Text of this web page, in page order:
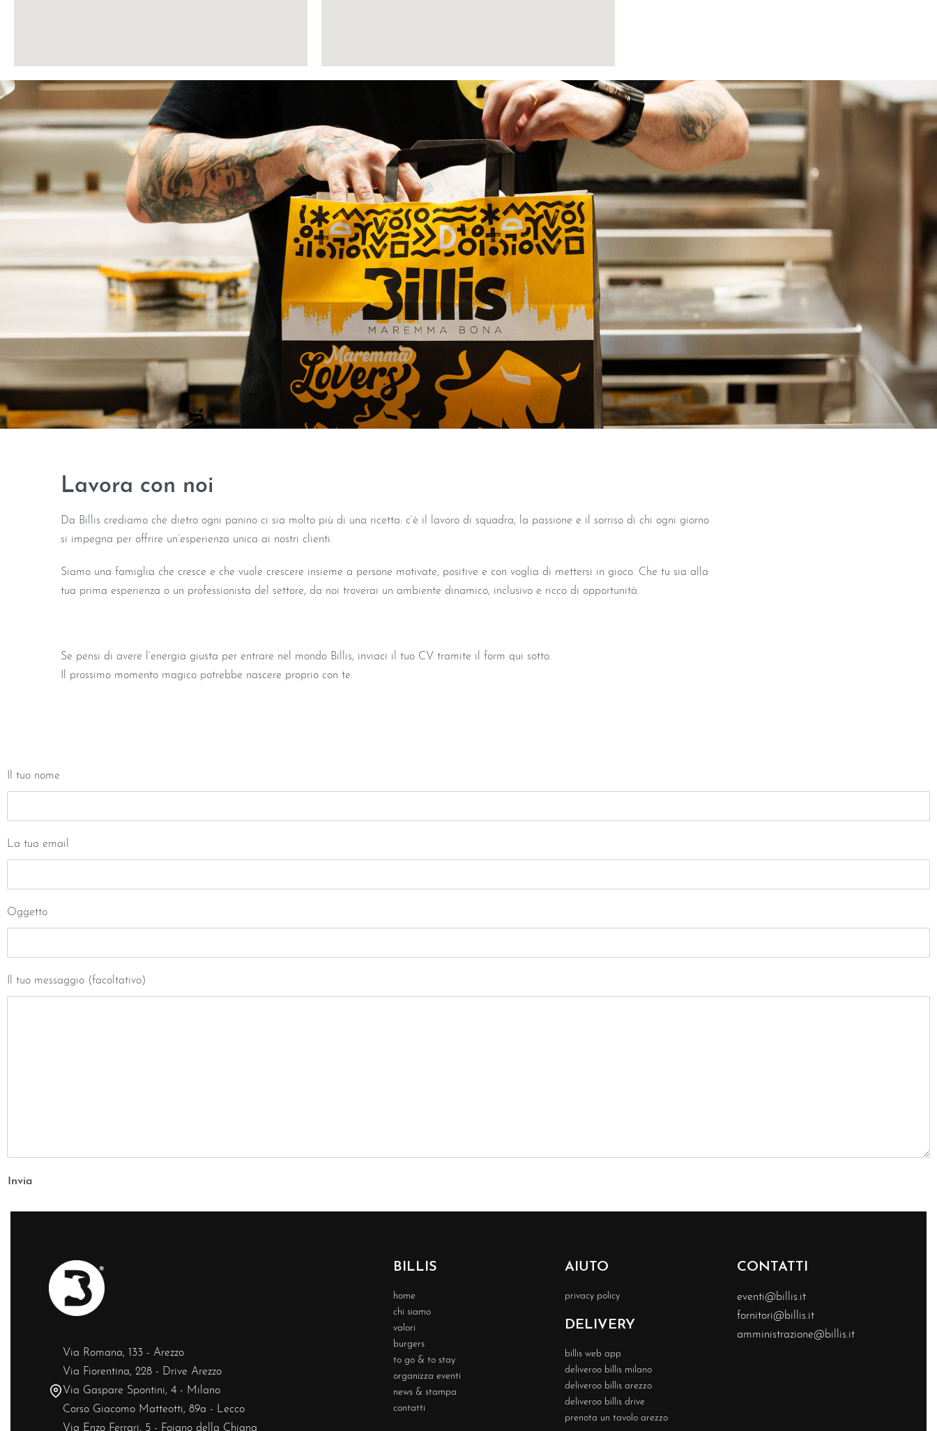
Lavora con noi
Da Billis crediamo che dietro ogni panino ci sia molto più di una ricetta: c’è il lavoro di squadra, la passione e il sorriso di chi ogni giorno
si impegna per offrire un’esperienza unica ai nostri clienti.
Siamo una famiglia che cresce e che vuole crescere insieme a persone motivate, positive e con voglia di mettersi in gioco. Che tu sia alla
tua prima esperienza o un professionista del settore, da noi troverai un ambiente dinamico, inclusivo e ricco di opportunità.
Se pensi di avere l’energia giusta per entrare nel mondo Billis, inviaci il tuo CV tramite il form qui sotto.
Il prossimo momento magico potrebbe nascere proprio con te.
Il tuo nome
La tua email
Oggetto
Il tuo messaggio (facoltativo)
Via Romana, 133 - Arezzo
Via Fiorentina, 228 - Drive Arezzo
Via Gaspare Spontini, 4 - Milano
Corso Giacomo Matteotti, 89a - Lecco
Via Enzo Ferrari, 5 - Foiano della Chiana
BILLIS
home
chi siamo
valori
burgers
to go & to stay
organizza eventi
news & stampa
contatti
AIUTO
privacy policy
DELIVERY
billis web app
deliveroo billis milano
deliveroo billis arezzo
deliveroo billis drive
prenota un tavolo arezzo
CONTATTI
eventi@billis.it
fornitori@billis.it
amministrazione@billis.it